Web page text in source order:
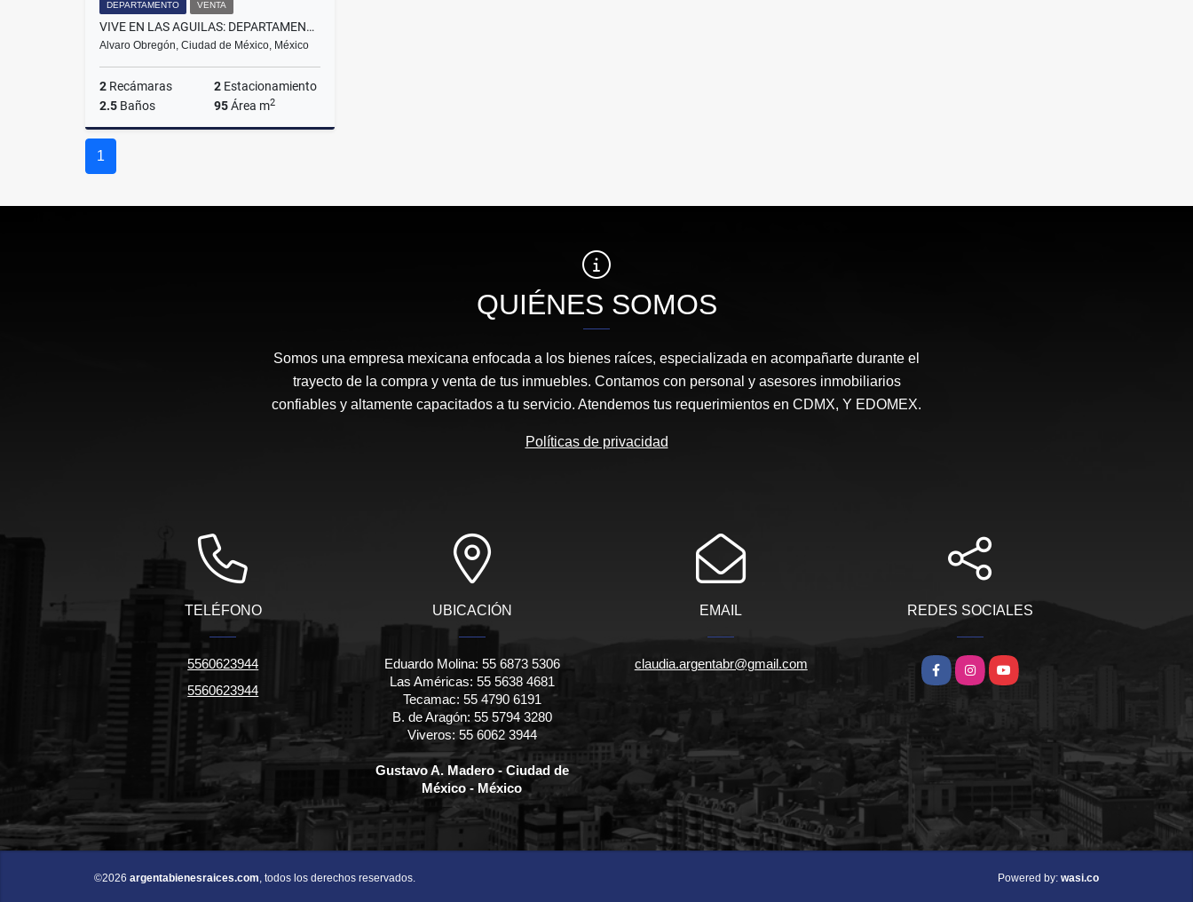
DEPARTAMENTO VENTA
VIVE EN LAS AGUILAS: DEPARTAMENTOS REMODELADOS CON TERRAZA Y ESTACION
Alvaro Obregón, Ciudad de México, México
2 Recámaras 2 Estacionamiento
2.5 Baños 95Área m2
1
QUIÉNES SOMOS
Somos una empresa mexicana enfocada a los bienes raíces, especializada en acompañarte durante el
trayecto de la compra y venta de tus inmuebles. Contamos con personal y asesores inmobiliarios
confiables y altamente capacitados a tu servicio. Atendemos tus requerimientos en CDMX, Y EDOMEX.
Políticas de privacidad
TELÉFONO
5560623944
5560623944
UBICACIÓN
Eduardo Molina: 55 6873 5306
Las Américas: 55 5638 4681
Tecamac: 55 4790 6191
B. de Aragón: 55 5794 3280
Viveros: 55 6062 3944
Gustavo A. Madero - Ciudad de
México - México
EMAIL
claudia.argentabr@gmail.com
REDES SOCIALES
FacebookInstagramYouTube
©2026 argentabienesraices.com, todos los derechos reservados. Powered by: wasi.co